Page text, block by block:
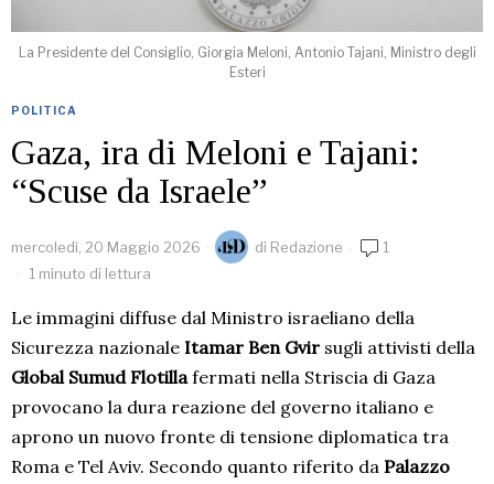
La Presidente del Consiglio, Giorgia Meloni, Antonio Tajani, Ministro degli
Esteri
POLITICA
Gaza, ira di Meloni e Tajani:
“Scuse da Israele”
mercoledì, 20 Maggio 2026 di Redazione
1
1 minuto di lettura
Le immagini diffuse dal Ministro israeliano della
Sicurezza nazionale Itamar Ben Gvir sugli attivisti della
Global Sumud Flotillafermati nella Striscia di Gaza
provocano la dura reazione del governo italiano e
aprono un nuovo fronte di tensione diplomatica tra
Roma e Tel Aviv. Secondo quanto riferito da Palazzo